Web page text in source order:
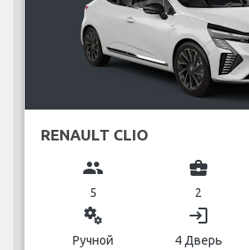
RENAULT CLIO
group
5
business_center
2
miscellaneous_services
Ручной
login
4 Дверь